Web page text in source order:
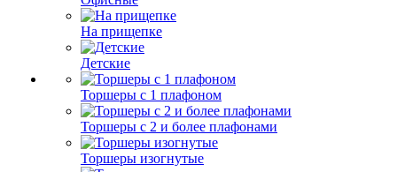
На прищепке
Детские
Торшеры с 1 плафоном
Торшеры с 2 и более плафонами
Торшеры изогнутые